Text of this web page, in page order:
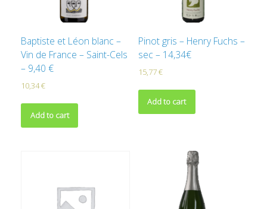
Baptiste et Léon blanc –
Vin de France – Saint-Cels
– 9,40 €
10,34€
Add to cart
Pinot gris – Henry Fuchs –
sec – 14,34€
15,77€
Add to cart